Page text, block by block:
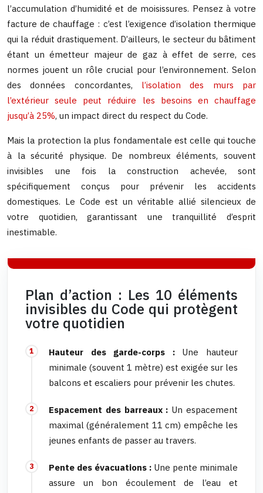
l’accumulation d’humidité et de moisissures. Pensez à votre
facture de chauffage : c’est l’exigence d’isolation thermique
qui la réduit drastiquement. D’ailleurs, le secteur du bâtiment
étant un émetteur majeur de gaz à effet de serre, ces
normes jouent un rôle crucial pour l’environnement. Selon
des données concordantes, l’isolation des murs par
l’extérieur seule peut réduire les besoins en chauffage
jusqu’à 25%, un impact direct du respect du Code.
Mais la protection la plus fondamentale est celle qui touche
à la sécurité physique. De nombreux éléments, souvent
invisibles une fois la construction achevée, sont
spécifiquement conçus pour prévenir les accidents
domestiques. Le Code est un véritable allié silencieux de
votre quotidien, garantissant une tranquillité d’esprit
inestimable.
Plan d’action : Les 10 éléments
invisibles du Code qui protègent
votre quotidien
Hauteur des garde-corps :Une hauteur
minimale (souvent 1 mètre) est exigée sur les
balcons et escaliers pour prévenir les chutes.
Espacement des barreaux : Un espacement
maximal (généralement 11 cm) empêche les
jeunes enfants de passer au travers.
Pente des évacuations : Une pente minimale
assure un bon écoulement de l’eau et